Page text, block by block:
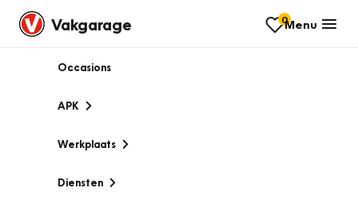
Vakgarage 0Menu
Occasions
APK
Werkplaats
Diensten